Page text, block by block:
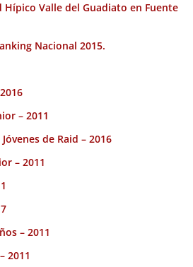
Hípico Valle del Guadiato en Fuente
Nacional 2015.
– 2011
de Raid – 2016
– 2011
– 2011
2011